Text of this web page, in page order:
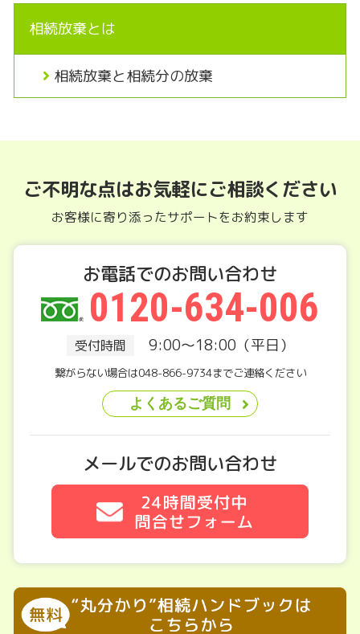
相続放棄とは
相続放棄と相続分の放棄
ご不明な点はお気軽にご相談ください
お客様に寄り添ったサポートをお約束します
お電話でのお問い合わせ
0120-634-006
受付時間 9:00～18:00（平日）
繋がらない場合は048-866-9734までご連絡ください
よくあるご質問
メールでのお問い合わせ